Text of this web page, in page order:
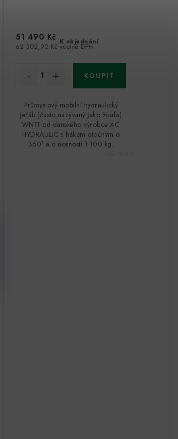
K objednání
62 302,90 Kč včetně DPH
51 490 Kč
Průmyslový mobilní hydraulický
jeřáb (často nazývaný jako žirafa)
WN11 od dánského výrobce AC
HYDRAULIC s hákem otočným o
360° a o nosnosti 1 100 kg.